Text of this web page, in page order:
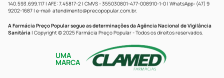
140.593.699.117 | AFE: 7.45817-2 | CMVS - 355030801-477-008910-1-0 | WhatsApp: (47) 9
9202-1687 | e-mail: atendimento@precopopular.com.br.
A Farmácia Preço Popular segue as determinações da Agência Nacional de Vigilância
Sanitária | Copyright © 2025 Farmácia Preço Popular - Todos os direitos reservados.
UMA
MARCA